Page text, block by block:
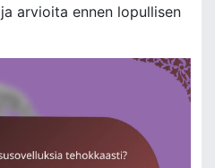
arvioita ennen lopullisen